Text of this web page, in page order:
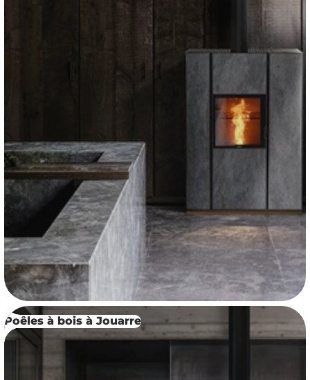
Poêles à bois à Jouarre